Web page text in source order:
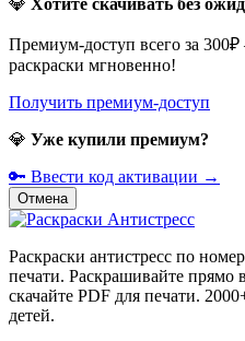
💎 Хотите скачивать без
Премиум-доступ всего за
раскраски мгновенно!
Получить премиум-доступ
💎 Уже купили премиум?
🔑 Ввести код активации →
Отмена
Раскраски антистресс по
печати. Раскрашивайте прямо
скачайте PDF для печати.
детей.